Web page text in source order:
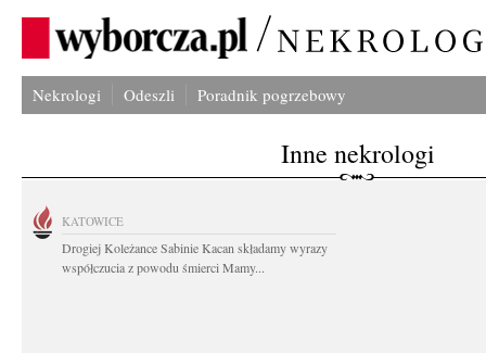
Nekrologi Odeszli Poradnik pogrzebowy
Inne nekrologi
KATOWICE
Drogiej Koleżance Sabinie Kacan składamy wyrazy
współczucia z powodu śmierci Mamy...